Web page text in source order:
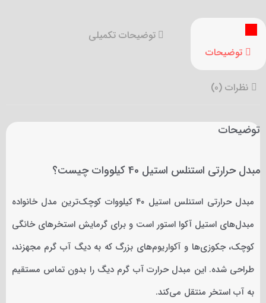
توضیحات
توضیحات تکمیلی
نظرات (0)
توضیحات
مبدل حرارتی استنلس استیل 40 کیلووات چیست؟
مبدل حرارتی استنلس استیل ۴۰ کیلووات کوچک‌ترین مدل خانواده
مبدل‌های استیل آکوا استور است و برای گرمایش استخرهای خانگی
کوچک، جکوزی‌ها و آکواریوم‌های بزرگ که به دیگ آب گرم مجهزند،
طراحی شده. این مبدل حرارت آب گرم دیگ را بدون تماس مستقیم
به آب استخر منتقل می‌کند.